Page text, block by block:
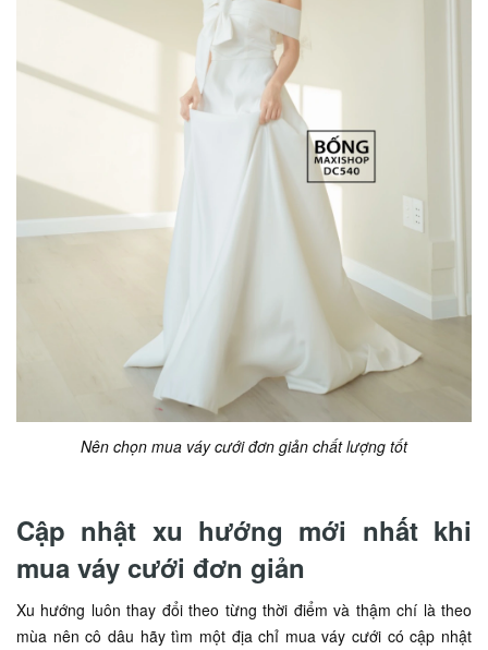
Nên chọn mua váy cưới đơn giản chất lượng tốt
Cập nhật xu hướng mới nhất khi
mua váy cưới đơn giản
Xu hướng luôn thay đổi theo từng thời điểm và thậm chí là theo
mùa nên cô dâu hãy tìm một địa chỉ mua váy cưới có cập nhật